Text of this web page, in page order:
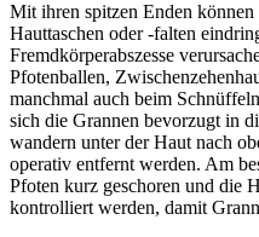
Mit ihren spitzen Enden
Hauttaschen oder -falten
Fremdkörperabszesse
Pfotenballen,
manchmal auch beim
sich die Grannen bevorzugt in
wandern unter der Haut nach
operativ entfernt werden. Am
Pfoten kurz geschoren und die
kontrolliert werden, damit